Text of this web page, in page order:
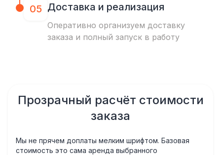
05 Доставка и реализация
Оперативно организуем доставку
заказа и полный запуск в работу
Прозрачный расчёт стоимости
заказа
Мы не прячем доплаты мелким шрифтом. Базовая
стоимость это сама аренда выбранного